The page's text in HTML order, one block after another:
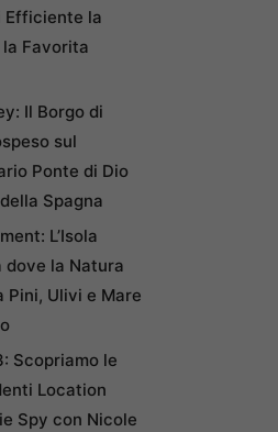
Efficiente la
la Favorita
Il Borgo di
sul
Ponte di Dio
Spagna
L’Isola
la Natura
Pini, Ulivi e Mare
Scopriamo le
Location
Spy con Nicole